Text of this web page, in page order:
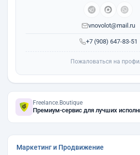
+7 (908) 647-83-51
vnovolot@mail.ru
Пожаловаться на
Freelance.Boutique
Премиум-сервис для лучших
Маркетинг и Продвижение